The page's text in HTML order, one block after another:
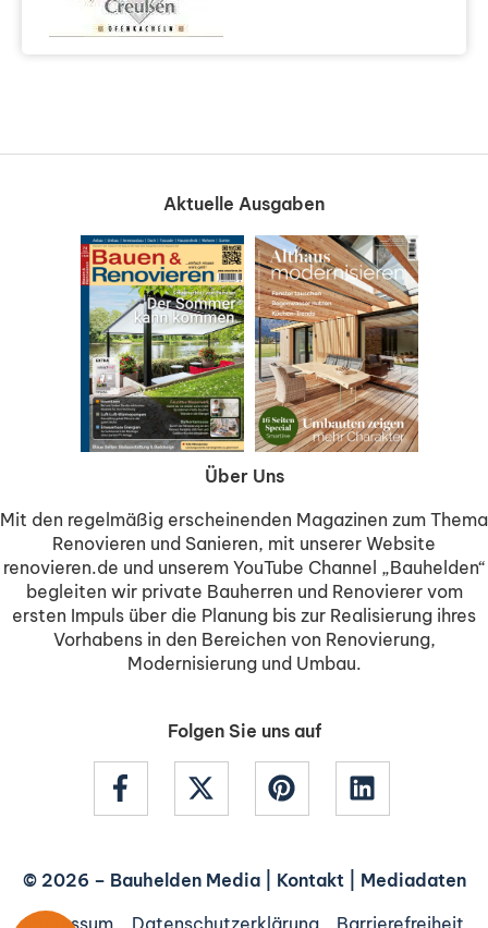
Aktuelle Ausgaben
Über Uns
Mit den regelmäßig erscheinenden Magazinen zum Thema
Renovieren und Sanieren, mit unserer Website
renovieren.de und unserem YouTube Channel „Bauhelden“
begleiten wir private Bauherren und Renovierer vom
ersten Impuls über die Planung bis zur Realisierung ihres
Vorhabens in den Bereichen von Renovierung,
Modernisierung und Umbau.
Folgen Sie uns auf
© 2026 – Bauhelden Media| Kontakt| Mediadaten
Impressum
Datenschutzerklärung Barrierefreiheit